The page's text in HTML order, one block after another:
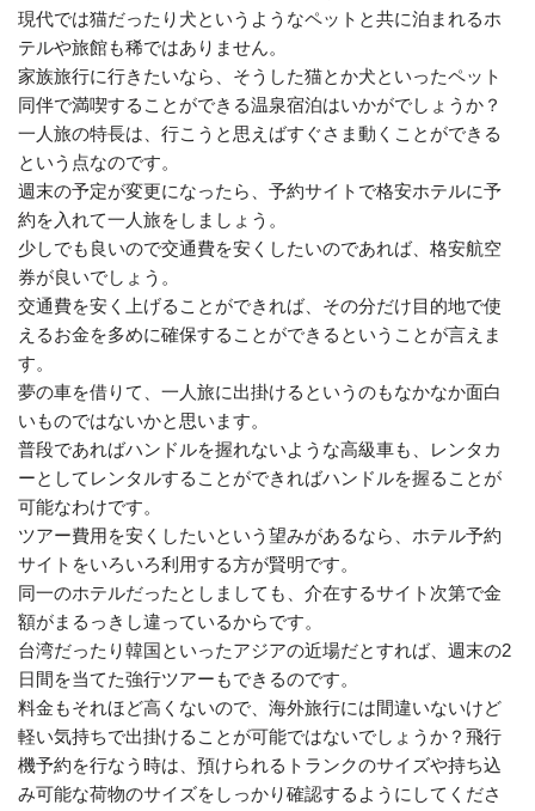
現代では猫だったり犬というようなペットと共に泊まれるホ
テルや旅館も稀ではありません。
家族旅行に行きたいなら、そうした猫とか犬といったペット
同伴で満喫することができる温泉宿泊はいかがでしょうか？
一人旅の特長は、行こうと思えばすぐさま動くことができる
という点なのです。
週末の予定が変更になったら、予約サイトで格安ホテルに予
約を入れて一人旅をしましょう。
少しでも良いので交通費を安くしたいのであれば、格安航空
券が良いでしょう。
交通費を安く上げることができれば、その分だけ目的地で使
えるお金を多めに確保することができるということが言えま
す。
夢の車を借りて、一人旅に出掛けるというのもなかなか面白
いものではないかと思います。
普段であればハンドルを握れないような高級車も、レンタカ
ーとしてレンタルすることができればハンドルを握ることが
可能なわけです。
ツアー費用を安くしたいという望みがあるなら、ホテル予約
サイトをいろいろ利用する方が賢明です。
同一のホテルだったとしましても、介在するサイト次第で金
額がまるっきし違っているからです。
台湾だったり韓国といったアジアの近場だとすれば、週末の2
日間を当てた強行ツアーもできるのです。
料金もそれほど高くないので、海外旅行には間違いないけど
軽い気持ちで出掛けることが可能ではないでしょうか？飛行
機予約を行なう時は、預けられるトランクのサイズや持ち込
み可能な荷物のサイズをしっかり確認するようにしてくださ